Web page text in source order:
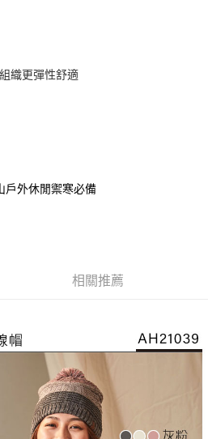
大哥大用戶可立即使用無須另外申請。
期的期數、繳款截止日，確認付款後即完
，表示未達大哥付你分期系統評分，恕無
擇「超商條碼／台灣大直營門市／銀行轉
等通路繳費。
限公司」（以下簡稱本公司）所提供，讓
商品或服務，並由商店將買賣／分期付款
使用本公司帳單繳交帳款。
證，即可結帳。
後付」後，將跳轉至「AFTEE先享後付」
額後，即可完成結帳。
費通知簡訊。
點擊此簡訊中的連結，可透過四大超商／
付款，方視為交易完成。
立刻繳費，但若您需要取消訂單，請聯絡
消之訂單仍視為有效，需透過AFTEE先享
上)免運費
上)免運費
織更彈性舒適
戶外休閒禦寒必備
相關推薦